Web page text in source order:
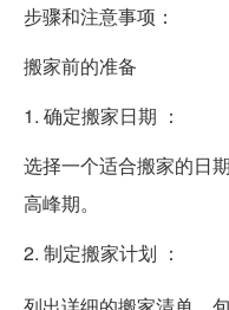
步骤和注意事项：
搬家前的准备
1. 确定搬家日期 ：
选择一个适合搬家的日
高峰期。
2. 制定搬家计划 ：